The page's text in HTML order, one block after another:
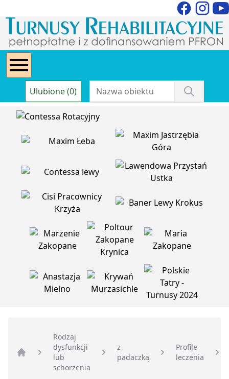
Ulubione (0)
Strona główna
Rodzaj
dysfunkcji
lub
schorzenia
z
padaczką
Profile
leczenia